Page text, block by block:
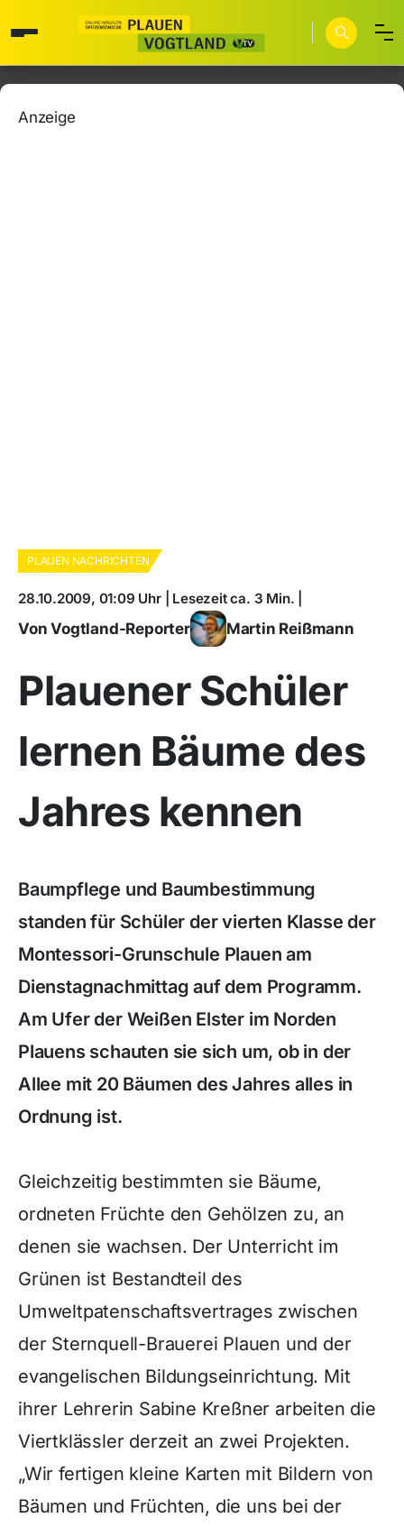
Anzeige
PLAUEN NACHRICHTEN
28.10.2009, 01:09 Uhr | Lesezeit ca. 3 Min. |
Von Vogtland-Reporter Martin Reißmann
Plauener Schüler
lernen Bäume des
Jahres kennen
Baumpflege und Baumbestimmung
standen für Schüler der vierten Klasse der
Montessori-Grunschule Plauen am
Dienstagnachmittag auf dem Programm.
Am Ufer der Weißen Elster im Norden
Plauens schauten sie sich um, ob in der
Allee mit 20 Bäumen des Jahres alles in
Ordnung ist.
Gleichzeitig bestimmten sie Bäume,
ordneten Früchte den Gehölzen zu, an
denen sie wachsen. Der Unterricht im
Grünen ist Bestandteil des
Umweltpatenschaftsvertrages zwischen
der Sternquell-Brauerei Plauen und der
evangelischen Bildungseinrichtung. Mit
ihrer Lehrerin Sabine Kreßner arbeiten die
Viertklässler derzeit an zwei Projekten.
„Wir fertigen kleine Karten mit Bildern von
Bäumen und Früchten, die uns bei der